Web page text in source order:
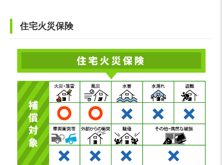
住宅火災保険